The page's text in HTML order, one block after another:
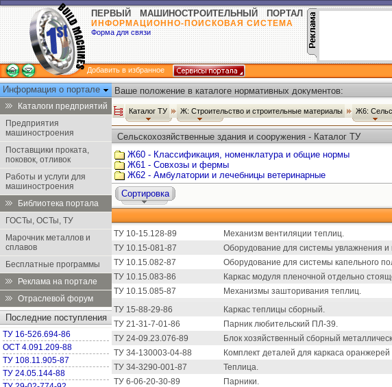
ПЕРВЫЙ МАШИНОСТРОИТЕЛЬНЫЙ ПОРТАЛ
ИНФОРМАЦИОННО-ПОИСКОВАЯ СИСТЕМА
Форма для связи
Добавить в избранное
Информация о портале
Каталоги предприятий
Предприятия
машиностроения
Поставщики проката,
поковок, отливок
Работы и услуги для
машиностроения
Библиотека портала
ГОСТы, ОСТы, ТУ
Марочник металлов и
сплавов
Бесплатные программы
Реклама на портале
Отраслевой форум
Последние поступления
ТУ 16-526.694-86
ОСТ 4.091.209-88
ТУ 108.11.905-87
ТУ 24.05.144-88
Ваше положение в каталоге нормативных документов:
Каталог ТУ Ж: Строительство и строительные материалы Ж6:
Сельскохозяйственные здания и сооружения - Каталог ТУ
Ж60 - Классификация, номенклатура и общие нормы
Ж61 - Совхозы и фермы
Ж62 - Амбулатории и лечебницы ветеринарные
Сортировка
ТУ 10-15.128-89
Механизм вентиляции теплиц.
ТУ 10.15-081-87
Оборудование для системы увлажнения и
ТУ 10.15.082-87
Оборудование для системы капельного
ТУ 10.15.083-86
Каркас модуля пленочной отдельно
ТУ 10.15.085-87
Механизмы зашторивания теплиц.
ТУ 15-88-29-86
Каркас теплицы сборный.
ТУ 21-31-7-01-86
Парник любительский ПЛ-39.
ТУ 24-09.23.076-89
Блок хозяйственный сборный
ТУ 34-130003-04-88
Комплект деталей для каркаса оранжерей
ТУ 34-3290-001-87
Теплица.
ТУ 6-06-20-30-89
Парники.